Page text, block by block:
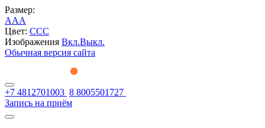
Размер:
AAA
Цвет: CCC
Изображения Вкл.Выкл.
Обычная версия сайта
+7 4812701003 8 8005501727
Запись на приём